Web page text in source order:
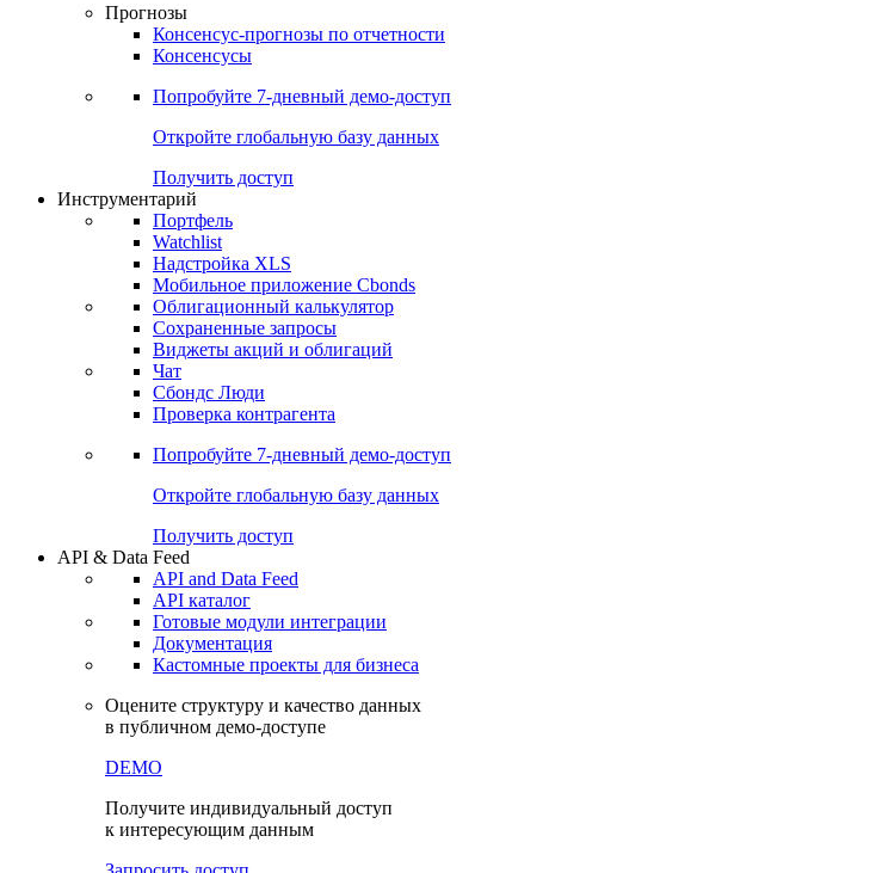
Прогнозы
Консенсус-прогнозы по отчетности
Консенсусы
Попробуйте 7-дневный демо-доступ
Откройте глобальную базу данных
Получить доступ
Инструментарий
Портфель
Watchlist
Надстройка XLS
Мобильное приложение Cbonds
Облигационный калькулятор
Сохраненные запросы
Виджеты акций и облигаций
Чат
Сбондс Люди
Проверка контрагента
Попробуйте 7-дневный демо-доступ
Откройте глобальную базу данных
Получить доступ
API & Data Feed
API and Data Feed
API каталог
Готовые модули интеграции
Документация
Кастомные проекты для бизнеса
Оцените структуру и качество данных
в публичном демо-доступе
DEMO
Получите индивидуальный доступ
к интересующим данным